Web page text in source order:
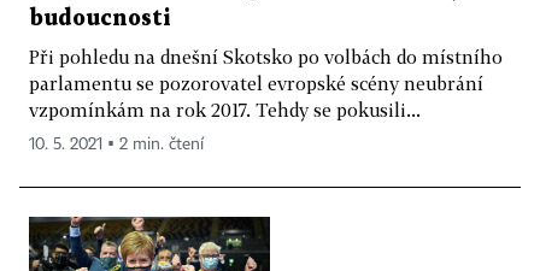
budoucnosti
Při pohledu na dnešní Skotsko po volbách do místního
parlamentu se pozorovatel evropské scény neubrání
vzpomínkám na rok 2017. Tehdy se pokusili...
10. 5. 2021 ▪ 2 min. čtení